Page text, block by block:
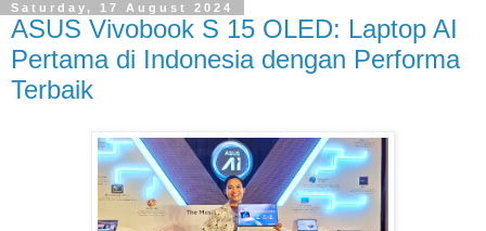
Saturday, 17 August 2024
ASUS Vivobook S 15 OLED: Laptop AI
Pertama di Indonesia dengan Performa
Terbaik